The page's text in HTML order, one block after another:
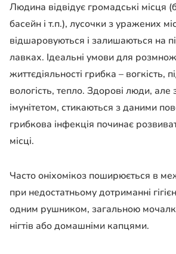
Людина відвідує громадські місця
басейн і т.п.), лусочки з уражених
відшаровуються і залишаються на
лавках. Ідеальні умови для
життєдіяльності грибка – вогкість,
вологість, тепло. Здорові люди, але
імунітетом, стикаються з даними
грибкова інфекція починає
місці.
Часто оніхомікоз поширюється в
при недостатньому дотриманні
одним рушником, загальною
нігтів або домашніми капцями.